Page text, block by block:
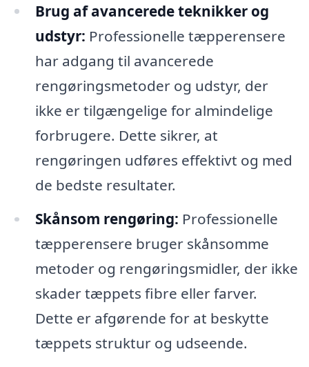
Brug af avancerede teknikker og
udstyr: Professionelle tæpperensere
har adgang til avancerede
rengøringsmetoder og udstyr, der
ikke er tilgængelige for almindelige
forbrugere. Dette sikrer, at
rengøringen udføres effektivt og med
de bedste resultater.
Skånsom rengøring: Professionelle
tæpperensere bruger skånsomme
metoder og rengøringsmidler, der ikke
skader tæppets fibre eller farver.
Dette er afgørende for at beskytte
tæppets struktur og udseende.